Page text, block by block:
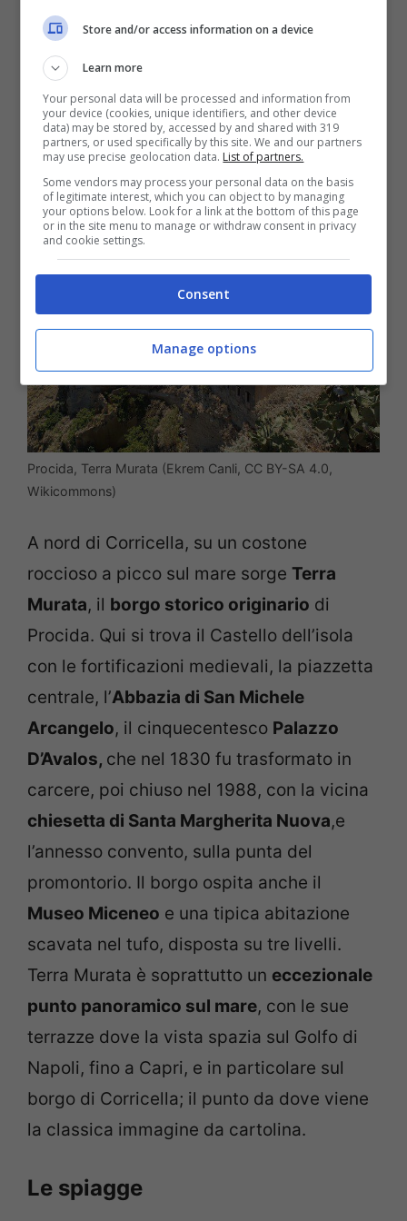
porticciolo dove sostano ancora le
barchette dei pescatori. Alle finestre sono
stesi i panni, come da tradizione delle città
del sud. Il luogo è un incanto e si respira
un’atmosfera rilassata, tipicamente
mediterranea.
Procida, Terra Murata (Ekrem Canli, CC BY-SA 4.0,
Wikicommons)
A nord di Corricella, su un costone
roccioso a picco sul mare sorge Terra
Murata, il borgo storico originario di
Procida. Qui si trova il Castello dell’isola
con le fortificazioni medievali, la piazzetta
centrale, l’Abbazia di San Michele
Arcangelo, il cinquecentesco Palazzo
D’Avalos, che nel 1830 fu trasformato in
carcere, poi chiuso nel 1988, con la vicina
chiesetta di Santa Margherita Nuova,e
l’annesso convento, sulla punta del
promontorio. Il borgo ospita anche il
Museo Miceneo e una tipica abitazione
scavata nel tufo, disposta su tre livelli.
Terra Murata è soprattutto un eccezionale
punto panoramico sul mare, con le sue
terrazze dove la vista spazia sul Golfo di
Napoli, fino a Capri, e in particolare sul
borgo di Corricella; il punto da dove viene
la classica immagine da cartolina.
Le spiagge
Store and/or access information on a device
Learn more
Your personal data will be processed and information from
your device (cookies, unique identifiers, and other device
data) may be stored by, accessed by and shared with 319
partners, or used specifically by this site. We and our partners
may use precise geolocation data. List of partners.
Some vendors may process your personal data on the basis
of legitimate interest, which you can object to by managing
your options below. Look for a link at the bottom of this page
or in the site menu to manage or withdraw consent in privacy
and cookie settings.
Consent
Manage options